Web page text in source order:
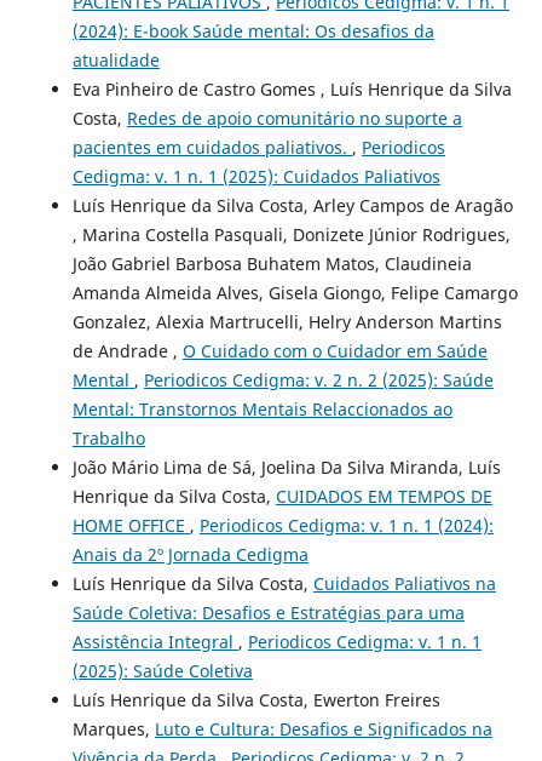
(2024): E-book Saúde mental: Os desafios da
atualidade
Eva Pinheiro de Castro Gomes , Luís Henrique da Silva
Costa, Redes de apoio comunitário no suporte a
pacientes em cuidados paliativos. , Periodicos
Cedigma: v. 1 n. 1 (2025): Cuidados Paliativos
Luís Henrique da Silva Costa, Arley Campos de Aragão
, Marina Costella Pasquali, Donizete Júnior Rodrigues,
João Gabriel Barbosa Buhatem Matos, Claudineia
Amanda Almeida Alves, Gisela Giongo, Felipe Camargo
Gonzalez, Alexia Martrucelli, Helry Anderson Martins
de Andrade , O Cuidado com o Cuidador em Saúde
Mental , Periodicos Cedigma: v. 2 n. 2 (2025): Saúde
Mental: Transtornos Mentais Relaccionados ao
Trabalho
João Mário Lima de Sá, Joelina Da Silva Miranda, Luís
Henrique da Silva Costa, CUIDADOS EM TEMPOS DE
HOME OFFICE , Periodicos Cedigma: v. 1 n. 1 (2024):
Anais da 2º Jornada Cedigma
Luís Henrique da Silva Costa, Cuidados Paliativos na
Saúde Coletiva: Desafios e Estratégias para uma
Assistência Integral , Periodicos Cedigma: v. 1 n. 1
(2025): Saúde Coletiva
Luís Henrique da Silva Costa, Ewerton Freires
Marques, Luto e Cultura: Desafios e Significados na